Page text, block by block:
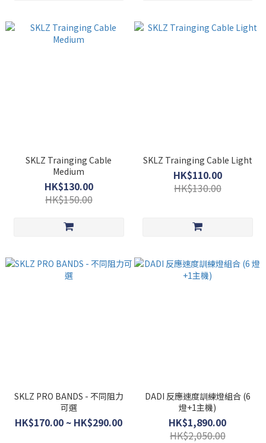
SKLZ Trainging Cable
Medium
HK$130.00
HK$150.00
SKLZ Trainging Cable Light
HK$110.00
HK$130.00
SKLZ PRO BANDS - 不同阻力
可選
HK$170.00 ~ HK$290.00
DADI 反應速度訓練燈組合 (6
燈+1主機)
HK$1,890.00
HK$2,050.00